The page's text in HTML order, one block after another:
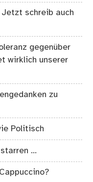
schreib auch
gegenüber
wirklich unserer
zu
Politisch
…